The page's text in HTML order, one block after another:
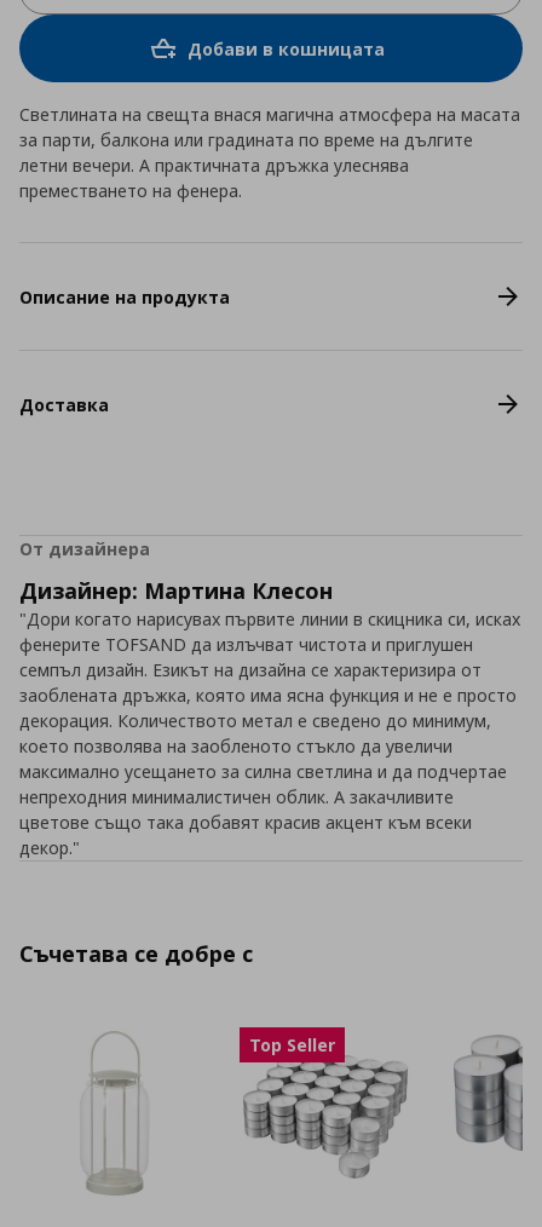
Добави в кошницата
Светлината на свещта внася магична атмосфера на масата
за парти, балкона или градината по време на дългите
летни вечери. А практичната дръжка улеснява
преместването на фенера.
Описание на продукта
Доставка
От дизайнера
Дизайнер: Мартина Клесон
"Дори когато нарисувах първите линии в скицника си, исках
фенерите TOFSAND да излъчват чистота и приглушен
семпъл дизайн. Езикът на дизайна се характеризира от
заоблената дръжка, която има ясна функция и не е просто
декорация. Количеството метал е сведено до минимум,
което позволява на заобленото стъкло да увеличи
максимално усещането за силна светлина и да подчертае
непреходния минималистичен облик. А закачливите
цветове също така добавят красив акцент към всеки
декор."
Съчетава се добре с
Top Seller